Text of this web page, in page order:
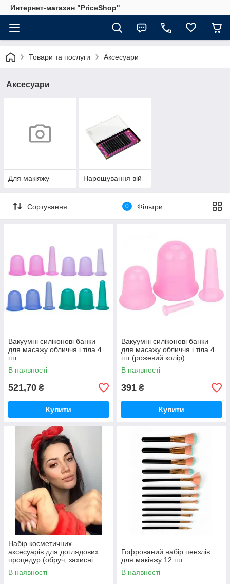
Интернет-магазин "PriceShop"
Товари та послуги Аксесуари
Аксесуари
Для макіяжу Нарощування вій
Сортування 0 Фільтри
Вакуумні силіконові банки
для масажу обличчя і тіла 4
шт
В наявності
521,70 ₴
Купити
Вакуумні силіконові банки
для масажу обличчя і тіла 4
шт (рожевий колір)
В наявності
391 ₴
Купити
Набір косметичних
аксесуарів для доглядових
процедур (обруч, захисні
накладки від води, мішечок
для
В наявності
Гофрований набір пензлів
для макіяжу 12 шт
В наявності